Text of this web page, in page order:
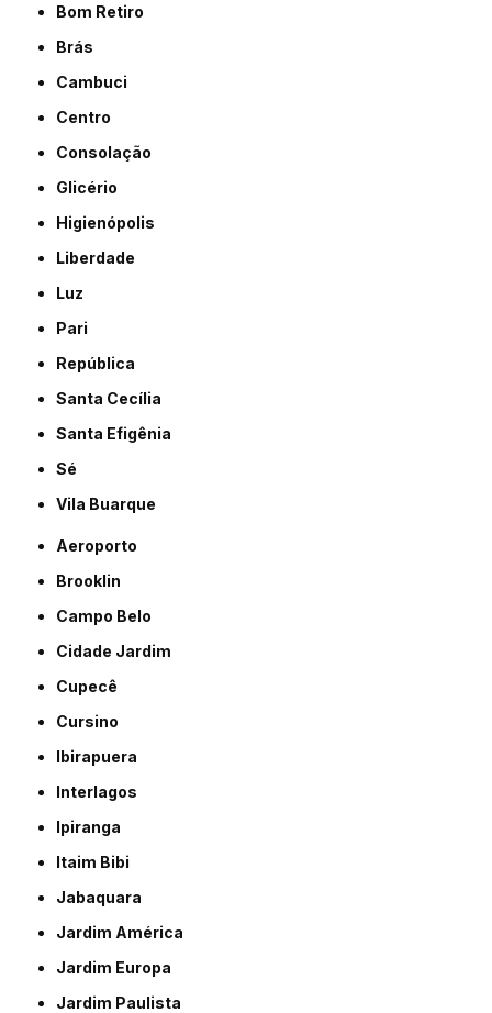
Bom Retiro
Brás
Cambuci
Centro
Consolação
Glicério
Higienópolis
Liberdade
Luz
Pari
República
Santa Cecília
Santa Efigênia
Sé
Vila Buarque
Aeroporto
Brooklin
Campo Belo
Cidade Jardim
Cupecê
Cursino
Ibirapuera
Interlagos
Ipiranga
Itaim Bibi
Jabaquara
Jardim América
Jardim Europa
Jardim Paulista